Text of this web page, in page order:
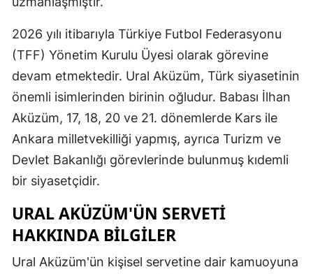
Ordu
Rize
Sakarya
Samsun
Siirt
2026 yılı itibarıyla Türkiye Futbol Federasyonu
(TFF) Yönetim Kurulu Üyesi olarak görevine
devam etmektedir. Ural Aküzüm, Türk siyasetinin
önemli isimlerinden birinin oğludur. Babası İlhan
Aküzüm, 17, 18, 20 ve 21. dönemlerde Kars ile
Ankara milletvekilliği yapmış, ayrıca Turizm ve
Devlet Bakanlığı görevlerinde bulunmuş kıdemli
bir siyasetçidir.
URAL AKÜZÜM'ÜN SERVETI
HAKKINDA BILGILER
Ural Aküzüm'ün kişisel servetine dair kamuoyuna